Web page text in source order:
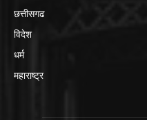
छत्तीसगढ
विदेश
धर्म
महाराष्ट्र